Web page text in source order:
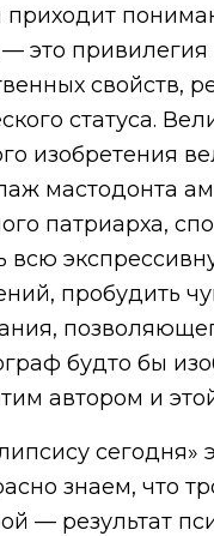
это привилегия
свойств,
статуса.
изобретения
мастодонта
патриарха,
всю
пробудить
будто бы
автором и
сегодня»
знаем, что
— результат